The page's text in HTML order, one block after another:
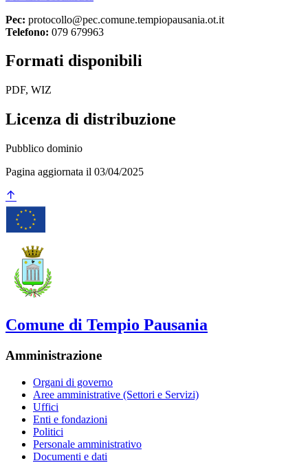
Pec: protocollo@pec.comune.tempiopausania.ot.it
Telefono: 079 679963
Formati disponibili
PDF, WIZ
Licenza di distribuzione
Pubblico dominio
Pagina aggiornata il 03/04/2025
Comune di Tempio Pausania
Amministrazione
Organi di governo
Aree amministrative (Settori e Servizi)
Uffici
Enti e fondazioni
Politici
Personale amministrativo
Documenti e dati